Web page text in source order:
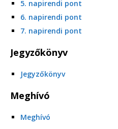
5. napirendi pont
6. napirendi pont
7. napirendi pont
Jegyzőkönyv
Jegyzőkönyv
Meghívó
Meghívó